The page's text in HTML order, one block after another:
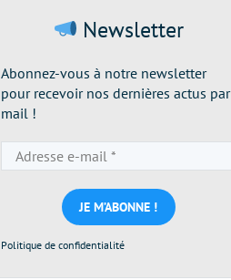
Newsletter
Abonnez-vous à notre newsletter
pour recevoir nos dernières actus par
mail !
e-
mail
*
Politique de confidentialité